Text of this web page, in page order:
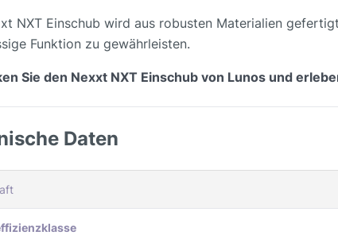
NXT Einschub wird aus robusten Materialien
Funktion zu gewährleisten.
Sie den Nexxt NXT Einschub von Lunos und
Daten